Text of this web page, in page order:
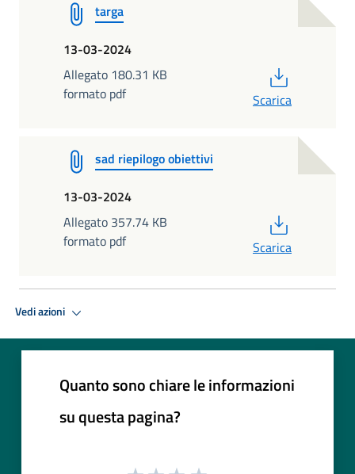
targa
13-03-2024
Allegato 180.31 KB
formato pdf
Scarica
sad riepilogo obiettivi
13-03-2024
Allegato 357.74 KB
formato pdf
Scarica
Vedi azioni
Quanto sono chiare le informazioni
su questa pagina?